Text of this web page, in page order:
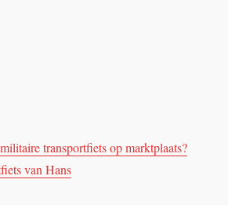
transportfiets op marktplaats?
van Hans